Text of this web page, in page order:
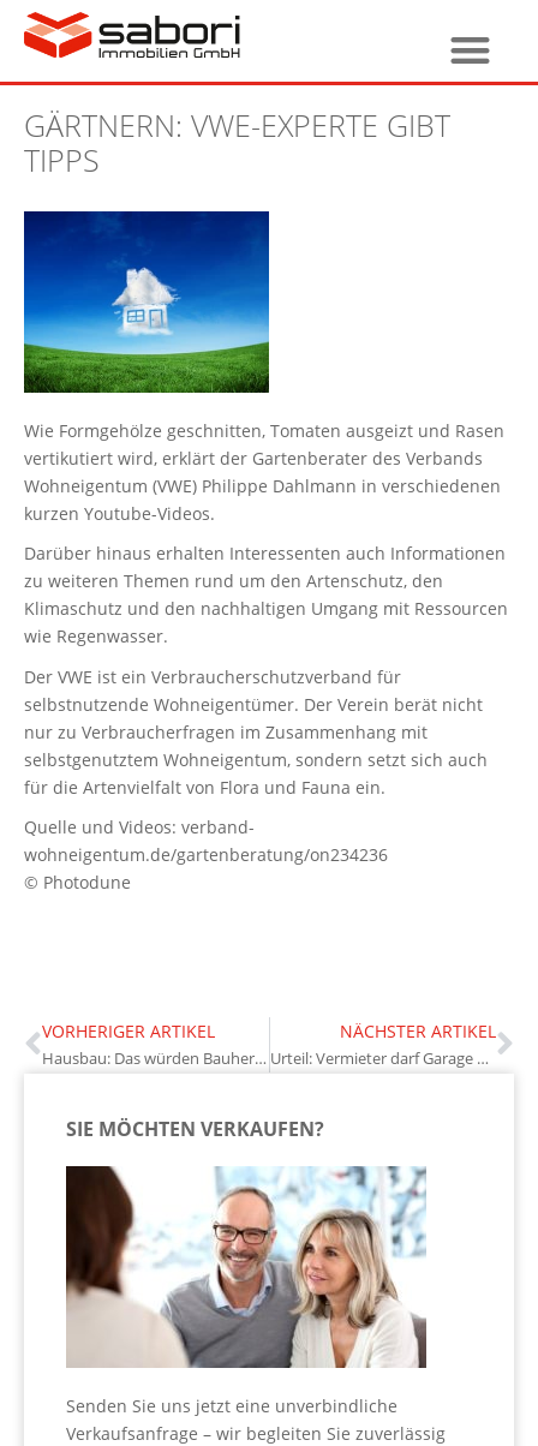
GÄRTNERN: VWE-EXPERTE GIBT
TIPPS
Wie Formgehölze geschnitten, Tomaten ausgeizt und Rasen
vertikutiert wird, erklärt der Gartenberater des Verbands
Wohneigentum (VWE) Philippe Dahlmann in verschiedenen
kurzen Youtube-Videos.
Darüber hinaus erhalten Interessenten auch Informationen
zu weiteren Themen rund um den Artenschutz, den
Klimaschutz und den nachhaltigen Umgang mit Ressourcen
wie Regenwasser.
Der VWE ist ein Verbraucherschutzverband für
selbstnutzende Wohneigentümer. Der Verein berät nicht
nur zu Verbraucherfragen im Zusammenhang mit
selbstgenutztem Wohneigentum, sondern setzt sich auch
für die Artenvielfalt von Flora und Fauna ein.
Quelle und Videos: verband-
wohneigentum.de/gartenberatung/on234236
© Photodune
VORHERIGER ARTIKEL
Hausbau: Das würden Bauherren anders machen
NÄCHSTER ARTIKEL
Urteil: Vermieter darf Garage nicht separat kündigen
SIE MÖCHTEN VERKAUFEN?
Senden Sie uns jetzt eine unverbindliche
Verkaufsanfrage – wir begleiten Sie zuverlässig